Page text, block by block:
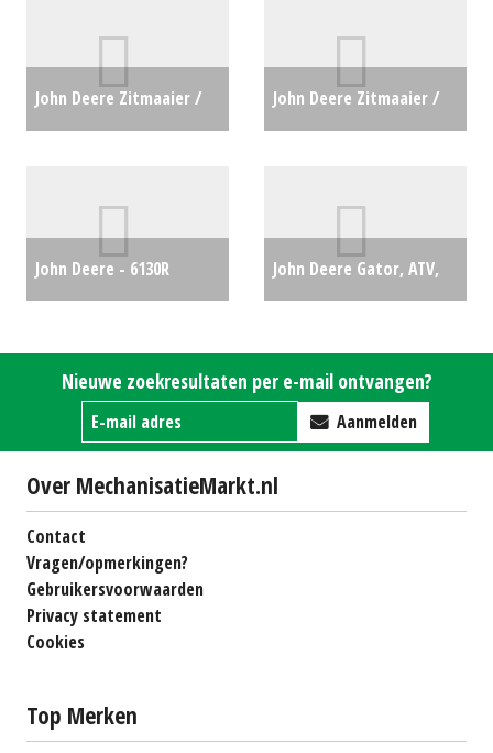
John Deere Zitmaaier /
John Deere Zitmaaier /
John Deere - 6130R
John Deere Gator, ATV,
XUV855M S4 (HG) #28960
Nieuwe zoekresultaten per e-mail ontvangen?
Aanmelden
Over MechanisatieMarkt.nl
Contact
Vragen/opmerkingen?
Gebruikersvoorwaarden
Privacy statement
Cookies
Top Merken